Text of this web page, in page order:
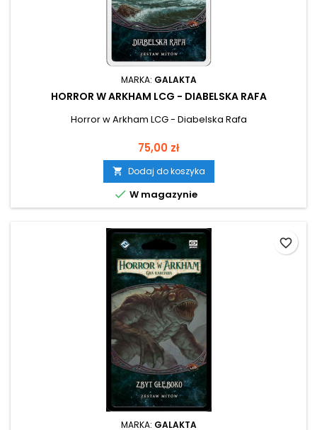
MARKA: GALAKTA
HORROR W ARKHAM LCG - DIABELSKA RAFA
Horror w Arkham LCG - Diabelska Rafa
Cena
75,00 zł
 Dodaj do koszyka
 W magazynie
MARKA: GALAKTA
favorite_border